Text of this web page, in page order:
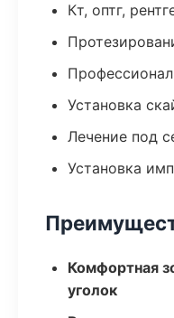
Кт, оптг,
Установка
Лечение под
Установка
Комфортная
уголок